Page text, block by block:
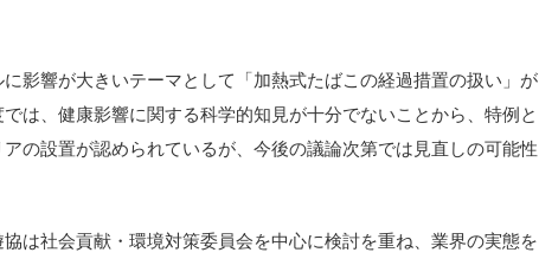
影響が大きいテーマとして「加熱式たばこの経過措置の扱い」が
は、健康影響に関する科学的知見が十分でないことから、特例と
の設置が認められているが、今後の議論次第では見直しの可能性
は社会貢献・環境対策委員会を中心に検討を重ね、業界の実態を